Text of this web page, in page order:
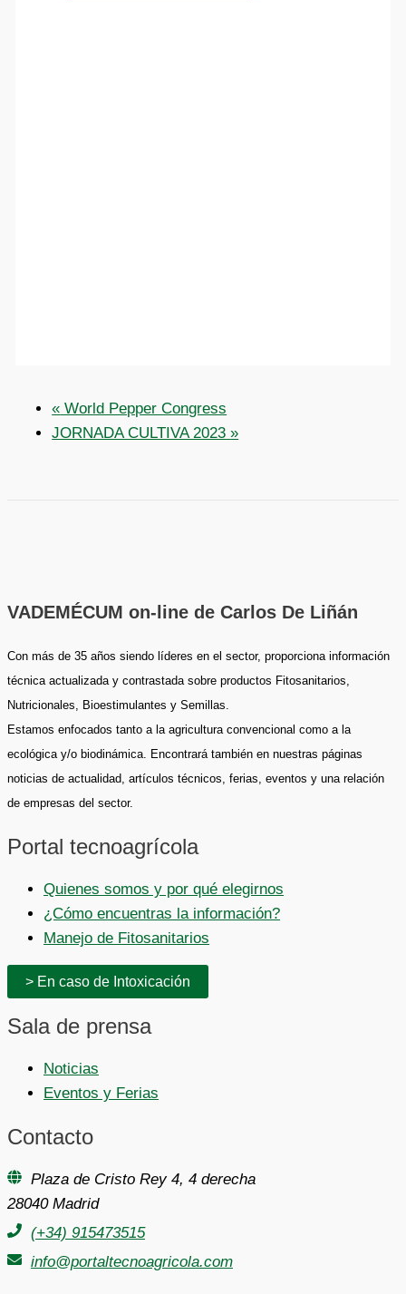
« World Pepper Congress
JORNADA CULTIVA 2023»
VADEMÉCUM on-line de Carlos De Liñán
Con más de 35 años siendo líderes en el sector, proporciona información
técnica actualizada y contrastada sobre productos Fitosanitarios,
Nutricionales, Bioestimulantes y Semillas.
Estamos enfocados tanto a la agricultura convencional como a la
ecológica y/o biodinámica. Encontrará también en nuestras páginas
noticias de actualidad, artículos técnicos, ferias, eventos y una relación
de empresas del sector.
Portal tecnoagrícola
Quienes somos y por qué elegirnos
¿Cómo encuentras la información?
Manejo de Fitosanitarios
> En caso de Intoxicación
Sala de prensa
Noticias
Eventos y Ferias
Contacto
Plaza de Cristo Rey 4, 4 derecha
28040 Madrid
(+34) 915473515
info@portaltecnoagricola.com